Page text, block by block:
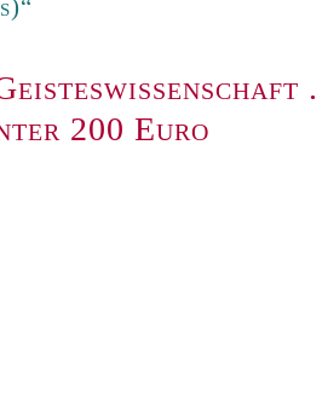
.
200 Euro